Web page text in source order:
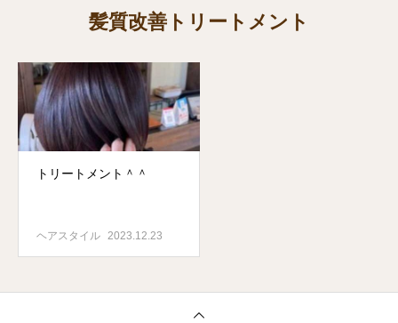
髪質改善トリートメント
トリートメント＾＾
ヘアスタイル 2023.12.23